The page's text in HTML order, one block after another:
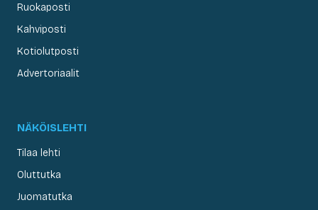
Ruokaposti
Kahviposti
Kotiolutposti
Advertoriaalit
NÄKÖISLEHTI
Tilaa lehti
Oluttutka
Juomatutka